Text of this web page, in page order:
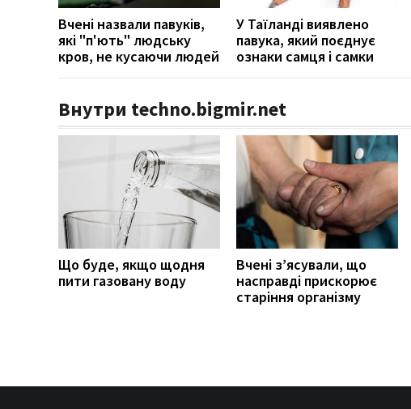
Вчені назвали павуків,
які "п'ють" людську
кров, не кусаючи людей
У Таїланді виявлено
павука, який поєднує
ознаки самця і самки
Внутри techno.bigmir.net
Що буде, якщо щодня
пити газовану воду
Вчені з’ясували, що
насправді прискорює
старіння організму